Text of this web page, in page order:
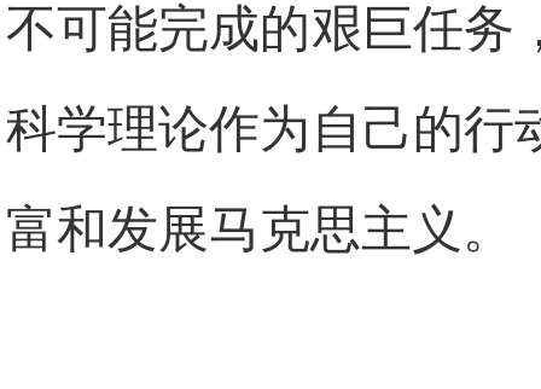
不可能完成的艰巨任务
科学理论作为自己的行
富和发展马克思主义。